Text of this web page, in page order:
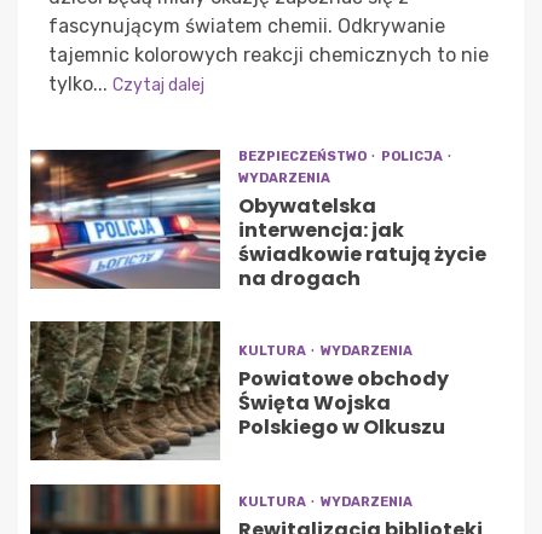
fascynującym światem chemii. Odkrywanie
tajemnic kolorowych reakcji chemicznych to nie
tylko... Czytaj dalej
BEZPIECZEŃSTWO
POLICJA
WYDARZENIA
Obywatelska
interwencja: jak
świadkowie ratują życie
na drogach
KULTURA WYDARZENIA
Powiatowe obchody
Święta Wojska
Polskiego w Olkuszu
KULTURA WYDARZENIA